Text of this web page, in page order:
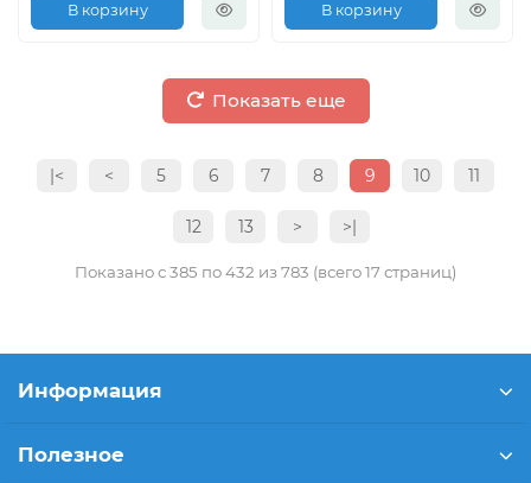
В корзину В корзину
Показать еще
|< < 5 6 7 8 9 10 11
12 13 > >|
Показано с 385 по 432 из 783 (всего 17 страниц)
Информация
Полезное